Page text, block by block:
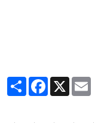
PartagerFacebook
X